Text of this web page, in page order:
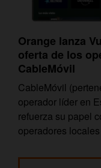
Orange lanza
oferta de los
CableMóvil
CableMóvil
operador líder en
refuerza su papel
operadores